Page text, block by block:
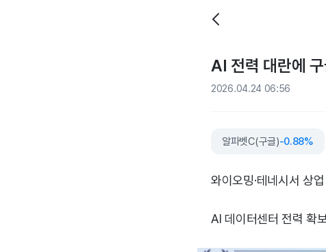
AI 전력 대란에
2026.04.24 06:56
알파벳C(구글)-0.88%
와이오밍·테네시서 상
AI 데이터센터 전력 확